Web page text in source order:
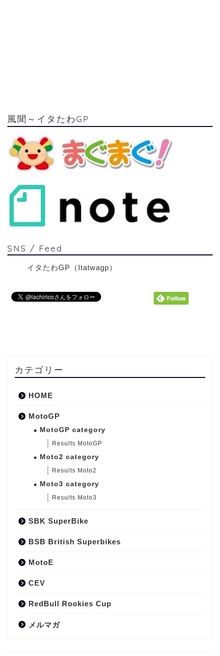
風聞～イタたわGP
SNS / Feed
イタたわGP（Itatwagp）
カテゴリー
HOME
MotoGP
MotoGP category
Results MotoGP
Moto2 category
Results Moto2
Moto3 category
Results Moto3
SBK SuperBike
BSB British Superbikes
MotoE
CEV
RedBull Rookies Cup
メルマガ